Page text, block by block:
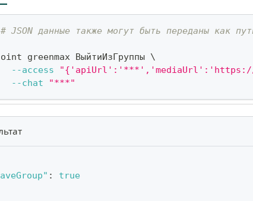
# JSON данные также могут быть переданы как
greenmax ВыйтиИзГруппы
\
--access
"{'apiUrl':'***','mediaUrl':'https://
--chat
"***"
:
true